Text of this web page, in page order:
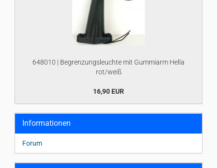
648010 | Begrenzungsleuchte mit Gummiarm Hella
rot/weiß
16,90 EUR
Informationen
Forum